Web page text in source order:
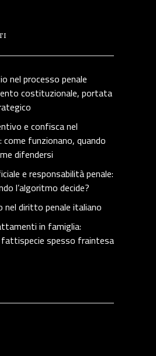
nel processo penale
costituzionale, portata
e confisca nel
come funzionano, quando
difendersi
e responsabilità penale:
l’algoritmo decide?
nel diritto penale italiano
in famiglia:
spesso fraintesa